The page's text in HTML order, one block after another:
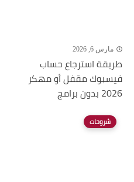
مارس 6, 2026
طريقة استرجاع حساب
فيسبوك مقفل أو مهكر
2026 بدون برامج
شروحات